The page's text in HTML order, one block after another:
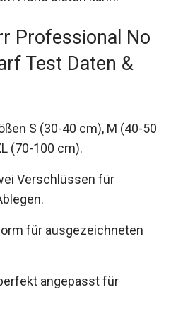
Professional No
Test Daten &
S (30-40 cm), M (40-50
(70-100 cm).
Verschlüssen für
für ausgezeichneten
angepasst für